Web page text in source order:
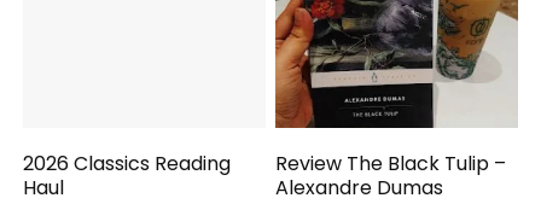
2026 Classics Reading
Haul
Review The Black Tulip –
Alexandre Dumas